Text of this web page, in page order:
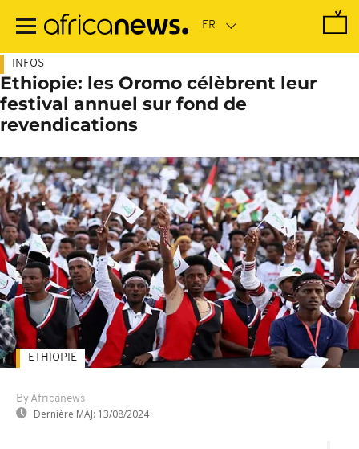
contenu
INFOS
Ethiopie: les Oromo célèbrent leur
festival annuel sur fond de
revendications
By Africanews
Dernière MAJ: 13/08/2024
ETHIOPIE